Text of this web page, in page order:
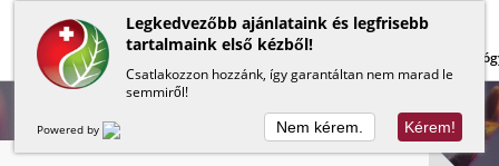
Legkedvezőbb ajánlataink és legfrisebb
tartalmaink első kézből!
Csatlakozzon hozzánk, így garantáltan nem marad le
semmiről!
Powered by Nem kérem. Kérem!